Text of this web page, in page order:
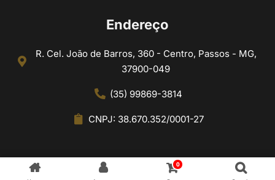
Endereço
R. Cel. João de Barros, 360 - Centro, Passos - MG,
37900-049
(35) 99869-3814
CNPJ: 38.670.352/0001-27
0